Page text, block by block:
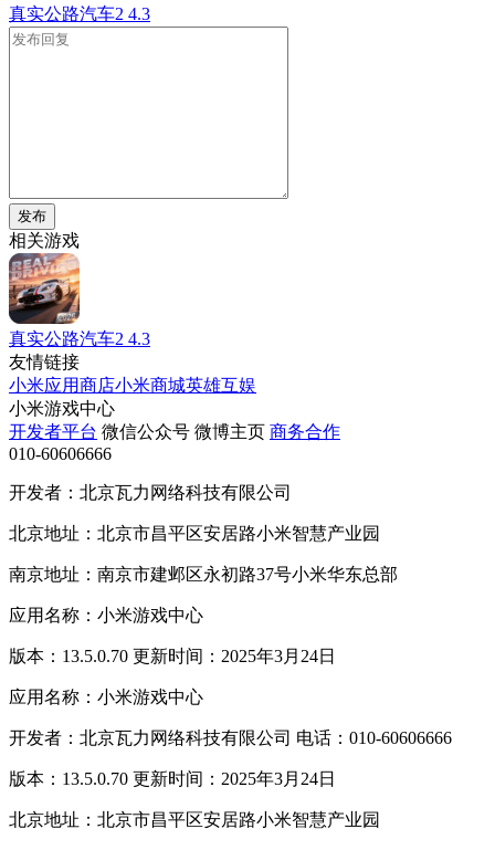
真实公路汽车2 4.3
发布
相关游戏
真实公路汽车2 4.3
友情链接
小米应用商店小米商城英雄互娱
小米游戏中心
开发者平台 微信公众号 微博主页 商务合作
010-60606666
开发者：北京瓦力网络科技有限公司
北京地址：北京市昌平区安居路小米智慧产业园
南京地址：南京市建邺区永初路37号小米华东总部
应用名称：小米游戏中心
版本：13.5.0.70 更新时间：2025年3月24日
应用名称：小米游戏中心
开发者：北京瓦力网络科技有限公司 电话：010-60606666
版本：13.5.0.70 更新时间：2025年3月24日
北京地址：北京市昌平区安居路小米智慧产业园